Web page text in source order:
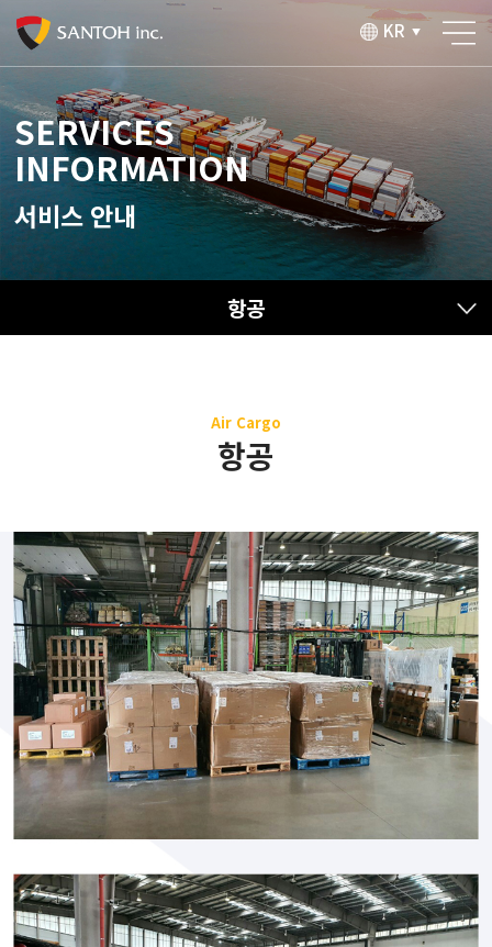
KR ▼
SERVICES
INFORMATION
서비스 안내
항공
Air Cargo
항공